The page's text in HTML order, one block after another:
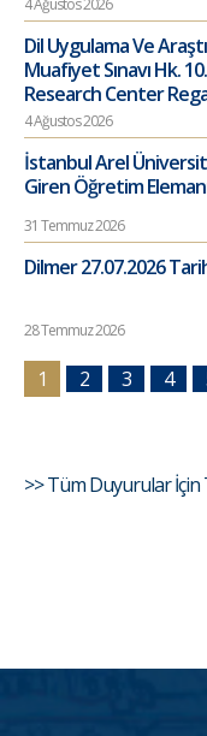
4 Ağustos 2026
Dil Uygulama Ve
Muafiyet Sınavı Hk.
Research Center
4 Ağustos 2026
İstanbul Arel
Giren Öğretim
31 Temmuz 2026
Dilmer 27.07.2026
28 Temmuz 2026
1 2 3 4
>> Tüm Duyurular İçin